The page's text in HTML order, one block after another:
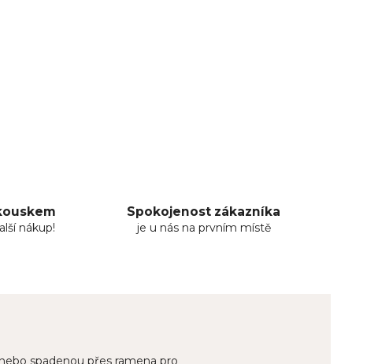
nákup!
Spokojenost zákazníka
je u nás na prvním místě
spadenou přes ramena pro